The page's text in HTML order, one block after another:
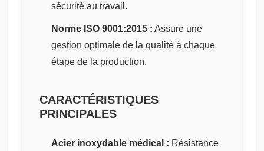
sécurité au travail.
Norme ISO 9001:2015 : Assure une
gestion optimale de la qualité à chaque
étape de la production.
CARACTÉRISTIQUES
PRINCIPALES
Acier inoxydable médical : Résistance